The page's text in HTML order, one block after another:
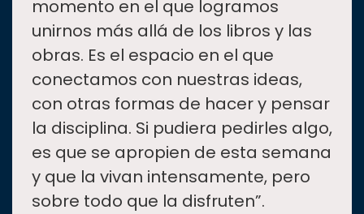
momento en el que logramos
unirnos más allá de los libros y las
obras. Es el espacio en el que
conectamos con nuestras ideas,
con otras formas de hacer y pensar
la disciplina. Si pudiera pedirles algo,
es que se apropien de esta semana
y que la vivan intensamente, pero
sobre todo que la disfruten”.